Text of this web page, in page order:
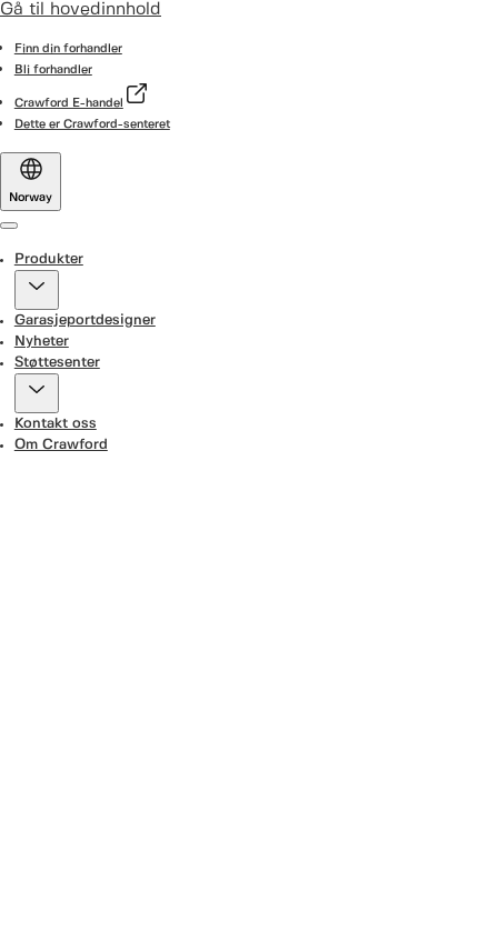
Gå til hovedinnhold
Finn din forhandler
Bli forhandler
Crawford E-handel
Dette er Crawford-senteret
Norway
Produkter
Garasjeportdesigner
Nyheter
Støttesenter
Kontakt oss
Om Crawford